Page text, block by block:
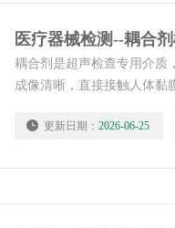
医疗器械检测--耦合剂
耦合剂是超声检查专用介质
成像清晰，直接接触人体黏
更新日期： 2026-06-25